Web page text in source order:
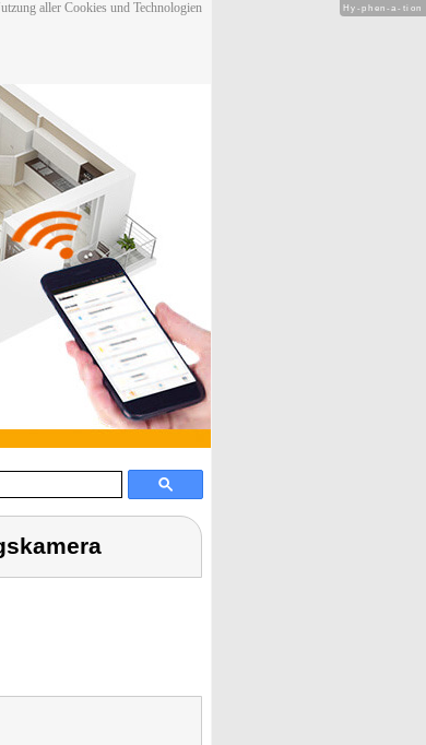
aller Cookies und Technologien
Hy-phen-a-tion